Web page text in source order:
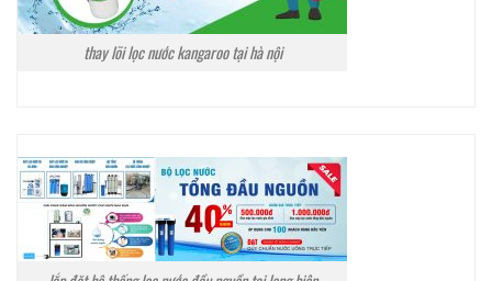
thay lõi lọc nước kangaroo tại hà nội